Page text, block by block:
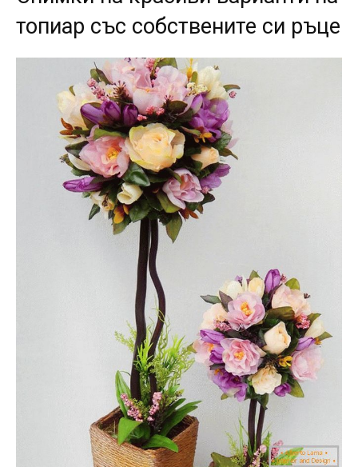
топиар със собствените си ръце